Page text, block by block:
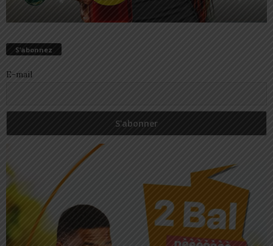
S’abonnez
E-mail